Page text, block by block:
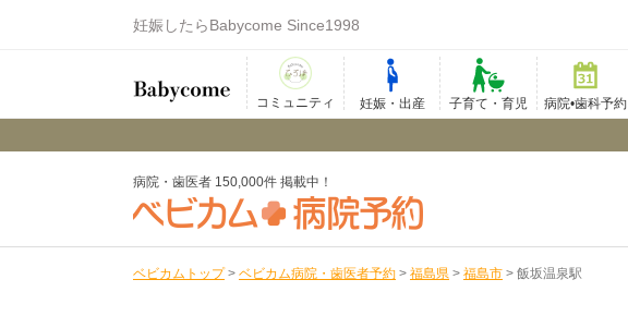
妊娠したらBabycome Since1998
コミュニティ 妊娠・出産 子育て・育児 病院•歯科予約
病院・歯医者 150,000件 掲載中！
ベビカムトップ > ベビカム病院・歯医者予約 > 福島県 > 福島市 > 飯坂温泉駅